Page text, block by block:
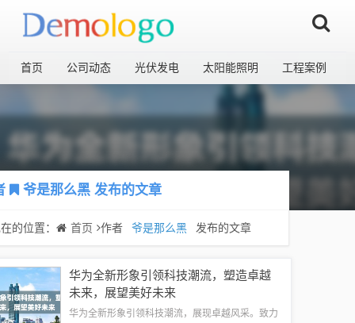
首页 公司动态 光伏发电 太阳能照明 工程案例
爷是那么黑发布的文章
的位置： 首页 作者 爷是那么黑 发布的文章
华为全新形象引领科技潮流，塑造卓越
未来，展望美好未来
华为全新形象引领科技潮流，展现卓越风采。致力